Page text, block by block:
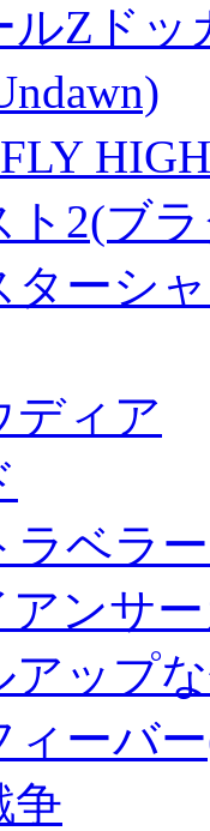
ルZド
HIGH
ト2(ブ
ターシ
ディア
ラベラ
ンサ
ップ
ィーバ
争